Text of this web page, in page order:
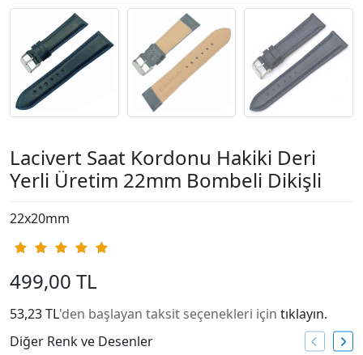
Lacivert Saat Kordonu Hakiki Deri
Yerli Üretim 22mm Bombeli Dikişli
22x20mm
499,00 TL
53,23 TL'den başlayan taksit seçenekleri için tıklayın.
Diğer Renk ve Desenler